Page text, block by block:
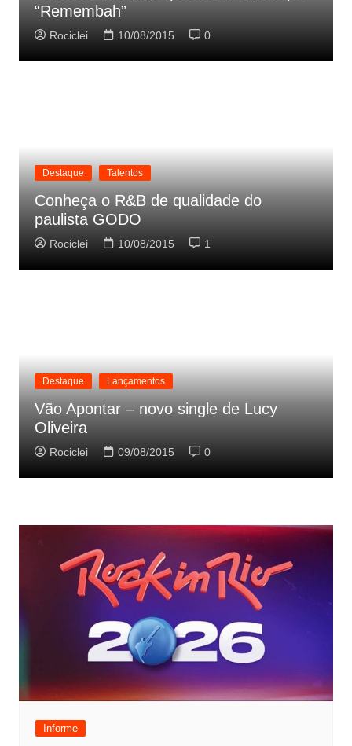
“Remembah”
Rociclei 10/08/2015 0
Destaque Talentos
Conheça o R&B de qualidade do
paulista GODO
Rociclei 10/08/2015 1
Destaque Lançamentos
Vão Apontar – novo single de Lucy
Oliveira
Rociclei 09/08/2015 0
Informe